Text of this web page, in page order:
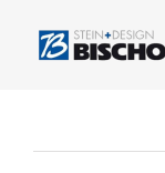
Inhalt